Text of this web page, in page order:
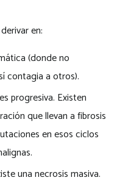
en:
(donde no
contagia a otros).
progresiva. Existen
que llevan a fibrosis
en esos ciclos
una necrosis masiva.